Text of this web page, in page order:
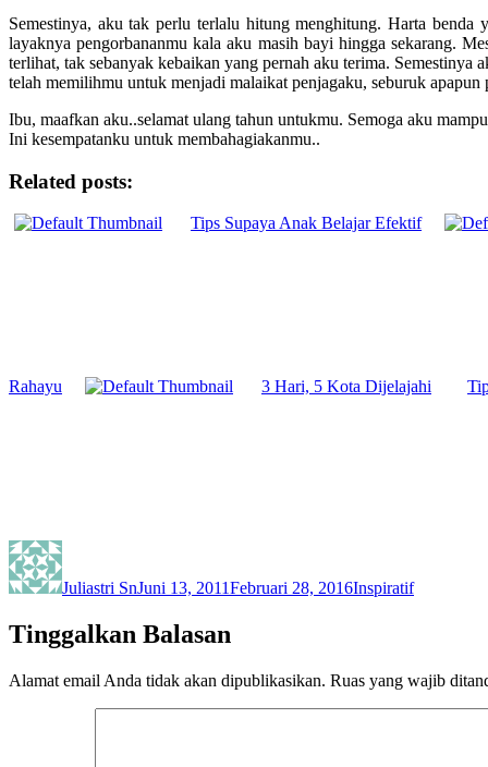
Semestinya, aku tak perlu terlalu hitung menghitung. Harta
layaknya pengorbananmu kala aku masih bayi hingga sekarang.
terlihat, tak sebanyak kebaikan yang pernah aku terima. Semestinya
telah memilihmu untuk menjadi malaikat penjagaku, seburuk
Ibu, maafkan aku..selamat ulang tahun untukmu. Semoga aku
Ini kesempatanku untuk membahagiakanmu..
Related posts:
Tips Supaya Anak Belajar Efektif
Rahayu 3 Hari, 5 Kota Dijelajahi
Juliastri SnJuni 13, 2011Februari 28, 2016Inspiratif
Tinggalkan Balasan
Alamat email Anda tidak akan dipublikasikan. Ruas yang wajib